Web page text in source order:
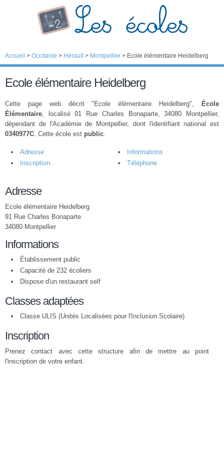
Accueil > Occitanie > Hérault> Montpellier > Ecole élémentaire Heidelberg
Ecole élémentaire Heidelberg
Cette page web décrit "Ecole élémentaire Heidelberg",
École
Élémentaire, localisé 91 Rue Charles Bonaparte, 34080 Montpellier,
dépendant de l'Académie de Montpellier, dont l'identifiant national est
0340977C. Cette école est public.
Adresse
Informations
Inscription
Téléphone
Adresse
Ecole élémentaire Heidelberg
91 Rue Charles Bonaparte
34080 Montpellier
Informations
Établissement public
Capacité de 232 écoliers
Dispose d'un restaurant self
Classes adaptées
Classe ULIS (Unités Localisées pour l'Inclusion Scolaire)
Inscription
Prenez contact avec cette structure afin de mettre au point
l'inscription de votre enfant.